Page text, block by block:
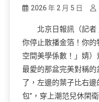
2026 年 2 月 5 日
北京日報訊（記
你停止散播金箔！你
空間美學係數！」婧）
最愛的那盆完美對稱
了，左邊的葉子比右
包”，穿上潮范兒休閑